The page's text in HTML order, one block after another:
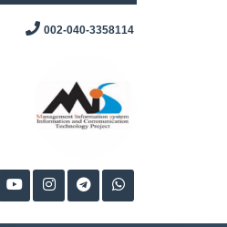
002-040-3358114